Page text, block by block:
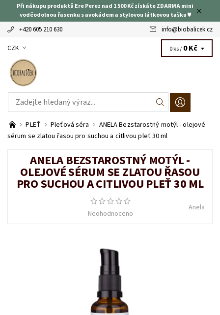
Při nákupu produktů Ere Perez nad 1 500 Kč získáte ZDARMA mini
voděodolnou řasenku s avokádem a stylovou látkovou tašku ♥
+420 605 210 630 info@biobalicek.cz
CZK 0 ks / 0 Kč
PLEŤ Pleťová séra
ANELA Bezstarostný motýl - olejové
sérum se zlatou řasou pro suchou a citlivou pleť 30 ml
ANELA BEZSTAROSTNÝ MOTÝL -
OLEJOVÉ SÉRUM SE ZLATOU ŘASOU
PRO SUCHOU A CITLIVOU PLEŤ 30 ML
Neohodnoceno
Anela